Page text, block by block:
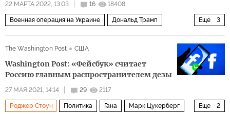
22 МАРТА 2022, 13:03 16 18408
Еще 3
Военная операция на Украине Дональд Трамп
The Washington Post
США
Washington Post: «Фейсбук» считает
Россию главным распространителем дезы
27 МАЯ 2021, 14:14 29 2117
Еще 2
Роджер Стоун Политика Гана Марк Цукерберг